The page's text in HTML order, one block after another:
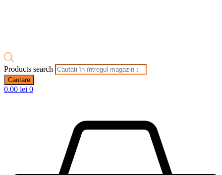
Products search
Cautare
0.00 lei 0